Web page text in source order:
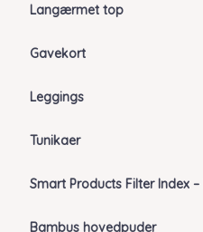
Langærmet top
Gavekort
Leggings
Tunikaer
Smart Products Filter Index
Bambus hovedpuder